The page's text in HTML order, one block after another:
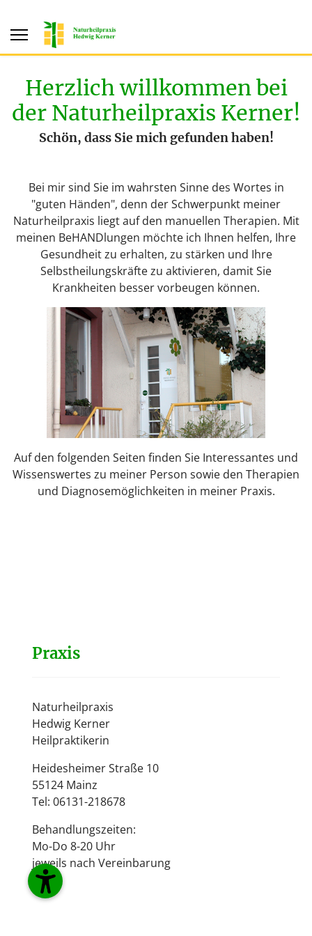
Herzlich willkommen bei
der Naturheilpraxis Kerner!
Schön, dass Sie mich gefunden haben!
Bei mir sind Sie im wahrsten Sinne des Wortes in
"guten Händen", denn der Schwerpunkt meiner
Naturheilpraxis liegt auf den manuellen Therapien. Mit
meinen BeHANDlungen möchte ich Ihnen helfen, Ihre
Gesundheit zu erhalten, zu stärken und Ihre
Selbstheilungskräfte zu aktivieren, damit Sie
Krankheiten besser vorbeugen können.
Auf den folgenden Seiten finden Sie Interessantes und
Wissenswertes zu meiner Person sowie den Therapien
und Diagnosemöglichkeiten in meiner Praxis.
Praxis
Naturheilpraxis
Hedwig Kerner
Heilpraktikerin
Heidesheimer Straße 10
55124 Mainz
Tel: 06131-218678
Behandlungszeiten:
Mo-Do 8-20 Uhr
jeweils nach Vereinbarung